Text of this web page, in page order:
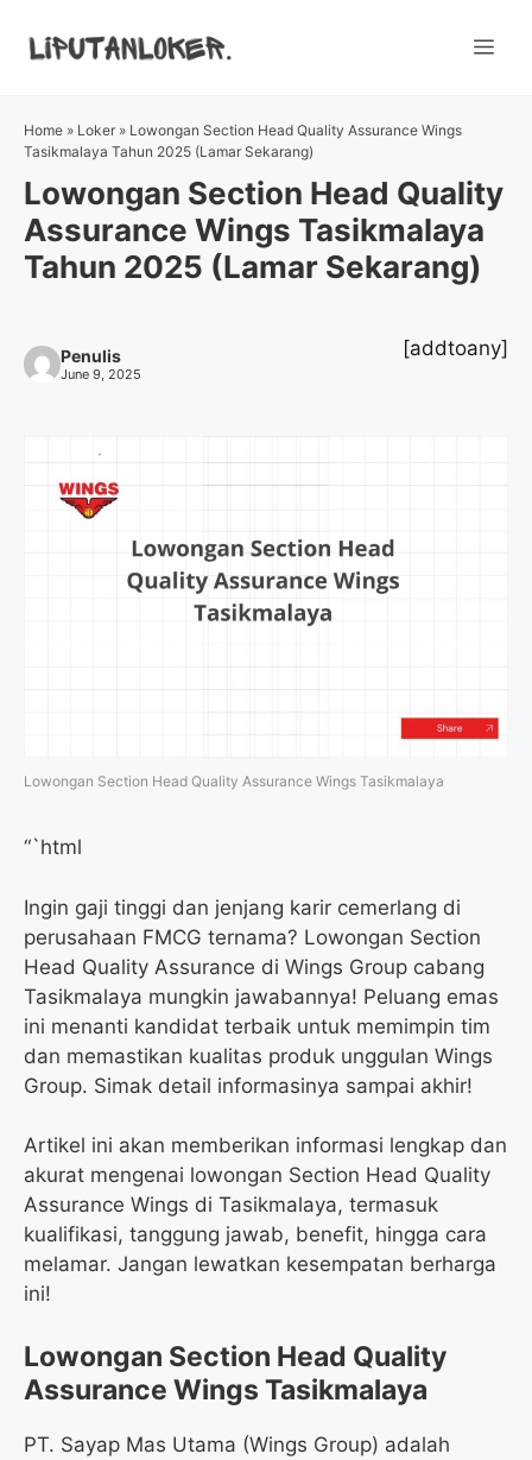
Home » Loker » Lowongan Section Head Quality Assurance Wings
Tasikmalaya Tahun 2025 (Lamar Sekarang)
Lowongan Section Head Quality
Assurance Wings Tasikmalaya
Tahun 2025 (Lamar Sekarang)
Penulis
June 9, 2025
[addtoany]
Lowongan Section Head Quality Assurance Wings Tasikmalaya
“`html
Ingin gaji tinggi dan jenjang karir cemerlang di
perusahaan FMCG ternama? Lowongan Section
Head Quality Assurance di Wings Group cabang
Tasikmalaya mungkin jawabannya! Peluang emas
ini menanti kandidat terbaik untuk memimpin tim
dan memastikan kualitas produk unggulan Wings
Group. Simak detail informasinya sampai akhir!
Artikel ini akan memberikan informasi lengkap dan
akurat mengenai lowongan Section Head Quality
Assurance Wings di Tasikmalaya, termasuk
kualifikasi, tanggung jawab, benefit, hingga cara
melamar. Jangan lewatkan kesempatan berharga
ini!
Lowongan Section Head Quality
Assurance Wings Tasikmalaya
PT. Sayap Mas Utama (Wings Group) adalah